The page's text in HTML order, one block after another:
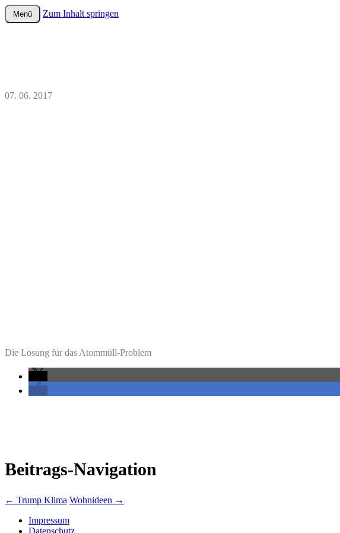
wurster-cartoon-blog.de
Menü Zum Inhalt springen
07. 06. 2017
Die Lösung für das Atommüll-Problem
Beitrags-Navigation
← Trump Klima Wohnideen →
Impressum